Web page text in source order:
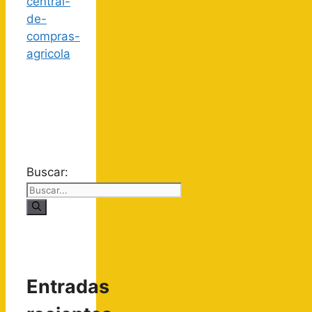
Buscar:
Entradas